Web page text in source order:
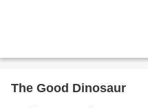
The Good Dinosaur